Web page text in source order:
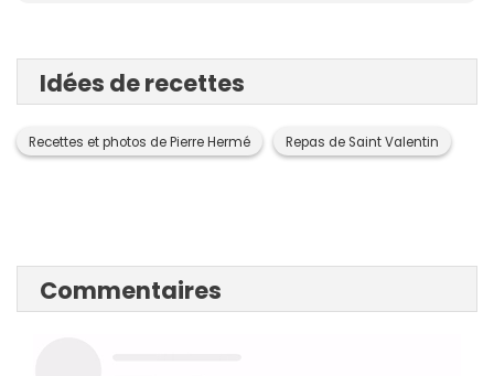
Idées de recettes
Recettes et photos de Pierre Hermé Repas de Saint Valentin
Commentaires